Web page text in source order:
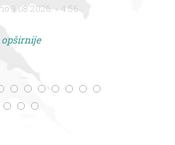
9.08.2026. - 4:56
opširnije
9.08.2026. - 4:56
opširnije